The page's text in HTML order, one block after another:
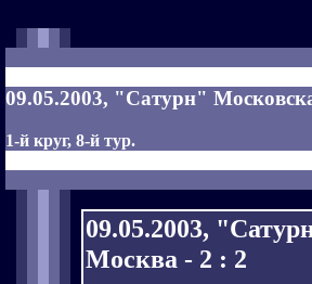
09.05.2003, "Сатурн"
1-й круг, 8-й тур.
09.05.2003,
Москва - 2 : 2